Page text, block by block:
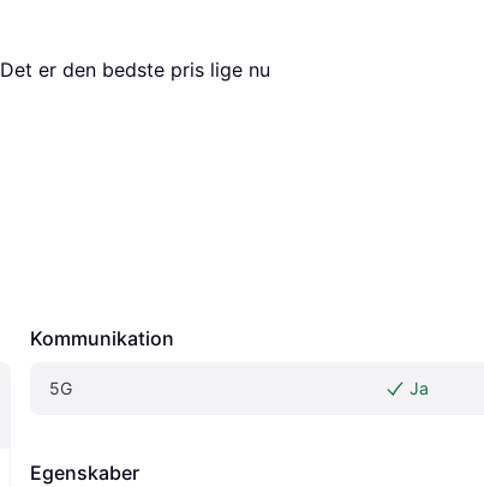
Det er den bedste pris lige nu
Kommunikation
5G Ja
Egenskaber